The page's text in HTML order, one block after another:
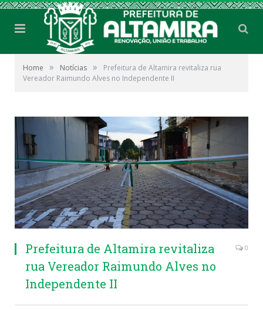
Home » Notícias »
Prefeitura de Altamira revitaliza rua
Vereador Raimundo Alves no Independente II
Prefeitura de Altamira revitaliza
rua Vereador Raimundo Alves no
Independente II
0